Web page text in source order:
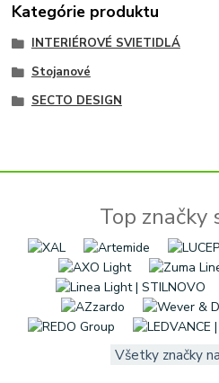
Kategórie produktu
INTERIÉROVÉ SVIETIDLÁ
Stojanové
SECTO DESIGN
Top
Všetky značky